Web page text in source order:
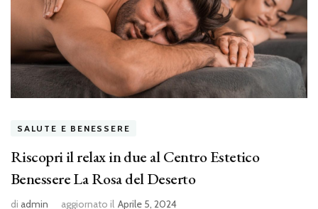
SALUTE E BENESSERE
Riscopri il relax in due al Centro Estetico
Benessere La Rosa del Deserto
di admin aggiornato il Aprile 5, 2024